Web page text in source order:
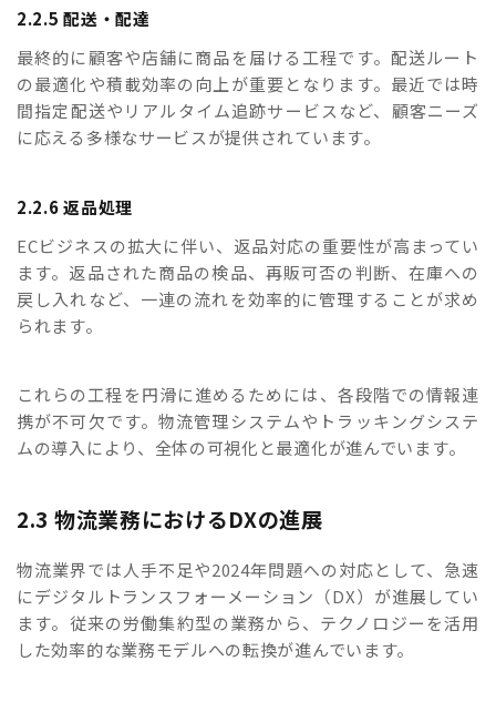
2.2.5 配送・配達
最終的に顧客や店舗に商品を届ける工程です。配送ルート
の最適化や積載効率の向上が重要となります。最近では時
間指定配送やリアルタイム追跡サービスなど、顧客ニーズ
に応える多様なサービスが提供されています。
2.2.6 返品処理
ECビジネスの拡大に伴い、返品対応の重要性が高まってい
ます。返品された商品の検品、再販可否の判断、在庫への
戻し入れなど、一連の流れを効率的に管理することが求め
られます。
これらの工程を円滑に進めるためには、各段階での情報連
携が不可欠です。物流管理システムやトラッキングシステ
ムの導入により、全体の可視化と最適化が進んでいます。
2.3 物流業務におけるDXの進展
物流業界では人手不足や2024年問題への対応として、急速
にデジタルトランスフォーメーション（DX）が進展してい
ます。従来の労働集約型の業務から、テクノロジーを活用
した効率的な業務モデルへの転換が進んでいます。